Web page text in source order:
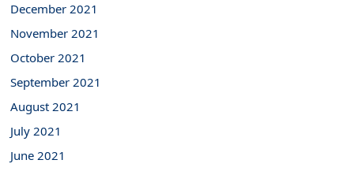
December 2021
November 2021
October 2021
September 2021
August 2021
July 2021
June 2021